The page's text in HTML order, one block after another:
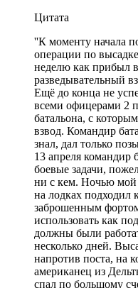
Цитата
''К моменту начала
операции по
неделю как прибыл
разведывательный
Ещё до конца не
всеми офицерами 2
батальона, с
взвод. Командир
знал, дал только
13 апреля командир
боевые задачи,
ни с кем. Ночью мой
на лодках подходил
заброшенным
использовать как
должны были
несколько дней.
напротив поста, на
американец из
спал по большому